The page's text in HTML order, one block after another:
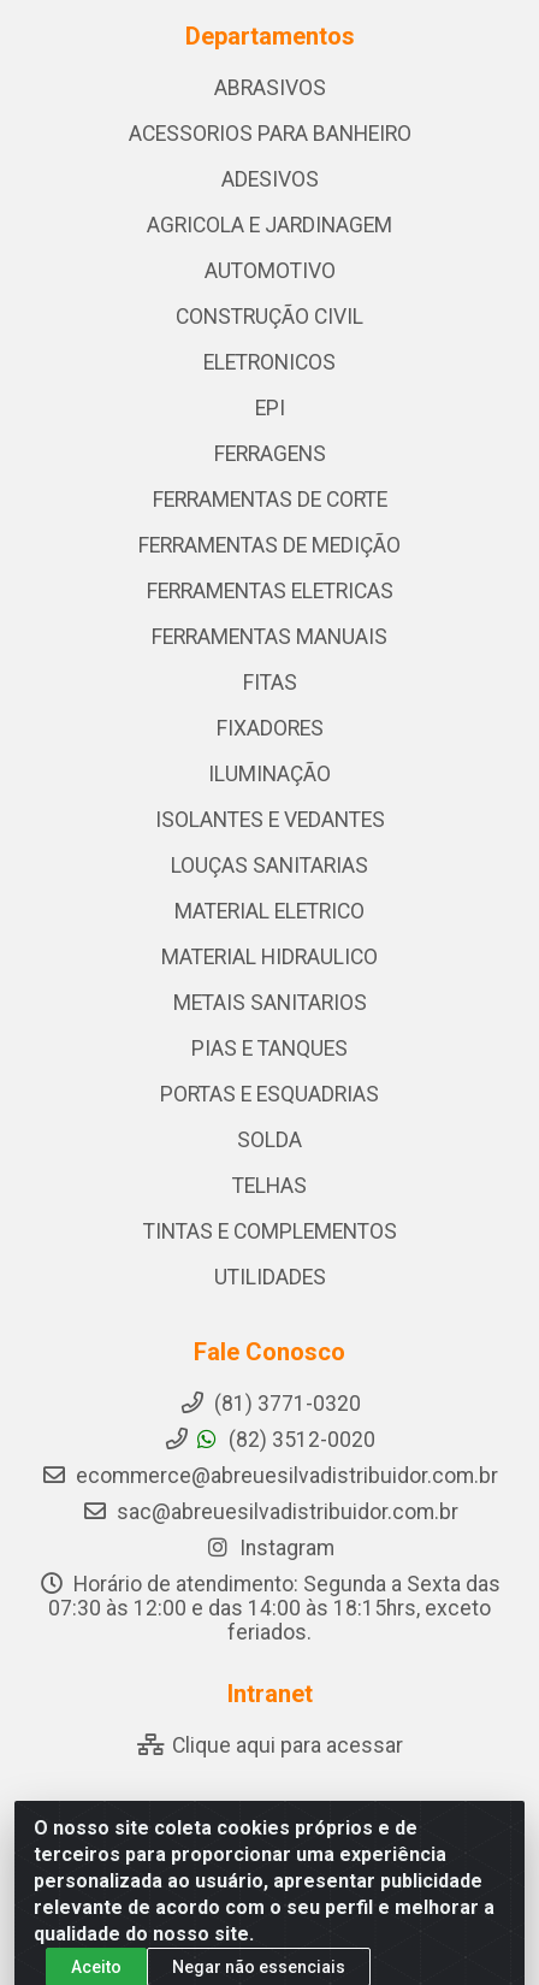
O nosso site coleta cookies próprios e de
terceiros para proporcionar uma experiência
personalizada ao usuário, apresentar publicidade
relevante de acordo com o seu perfil e melhorar a
qualidade do nosso site.
Aceito Negar não essenciais
Departamentos
ABRASIVOS
ACESSORIOS PARA BANHEIRO
ADESIVOS
AGRICOLA E JARDINAGEM
AUTOMOTIVO
CONSTRUÇÃO CIVIL
ELETRONICOS
EPI
FERRAGENS
FERRAMENTAS DE CORTE
FERRAMENTAS DE MEDIÇÃO
FERRAMENTAS ELETRICAS
FERRAMENTAS MANUAIS
FITAS
FIXADORES
ILUMINAÇÃO
ISOLANTES E VEDANTES
LOUÇAS SANITARIAS
MATERIAL ELETRICO
MATERIAL HIDRAULICO
METAIS SANITARIOS
PIAS E TANQUES
PORTAS E ESQUADRIAS
SOLDA
TELHAS
TINTAS E COMPLEMENTOS
UTILIDADES
Fale Conosco
(81) 3771-0320
(82) 3512-0020
ecommerce@abreuesilvadistribuidor.com.br
sac@abreuesilvadistribuidor.com.br
Instagram
Horário de atendimento: Segunda a Sexta das
07:30 às 12:00 e das 14:00 às 18:15hrs, exceto
feriados.
Intranet
Clique aqui para acessar
Abreu & Silva - Rua Padre Jose de Souza Leite, 265 - Ariado,
Olho D'Água das Flores/AL - CEP 57.442-000 - CNPJ
04.790.656/0001-06